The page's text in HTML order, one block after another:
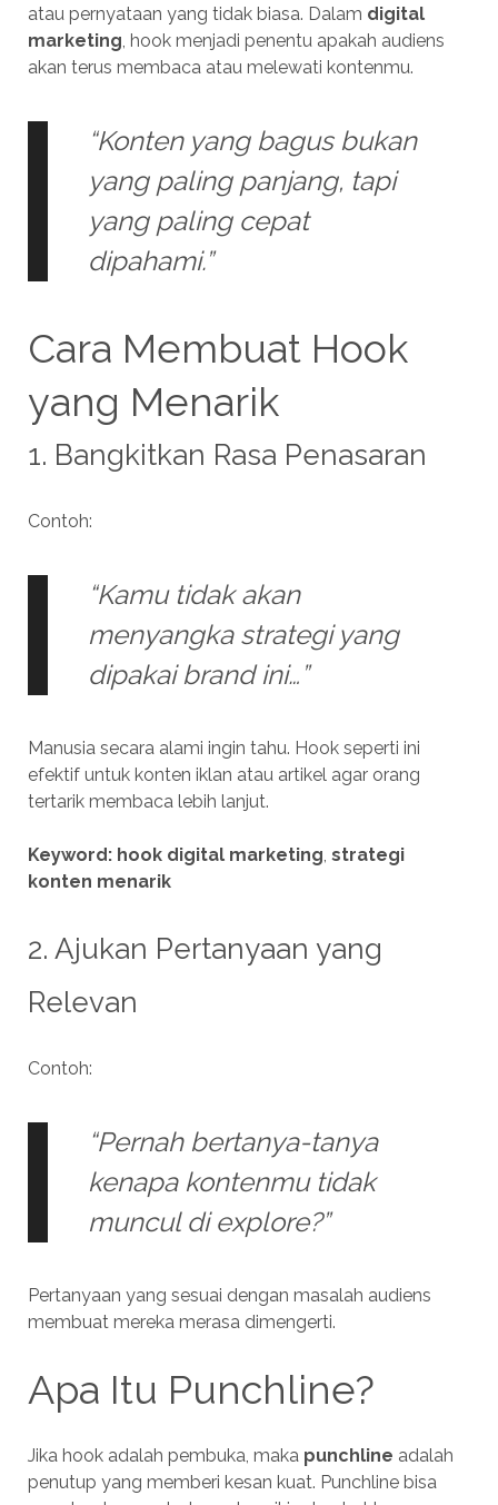
atau pernyataan yang tidak biasa. Dalam digital
marketing, hook menjadi penentu apakah audiens
akan terus membaca atau melewati kontenmu.
“Konten yang bagus bukan
yang paling panjang, tapi
yang paling cepat
dipahami.”
Cara Membuat Hook
yang Menarik
1. Bangkitkan Rasa Penasaran
Contoh:
“Kamu tidak akan
menyangka strategi yang
dipakai brand ini…”
Manusia secara alami ingin tahu. Hook seperti ini
efektif untuk konten iklan atau artikel agar orang
tertarik membaca lebih lanjut.
Keyword: hook digital marketing, strategi
konten menarik
2. Ajukan Pertanyaan yang
Relevan
Contoh:
“Pernah bertanya-tanya
kenapa kontenmu tidak
muncul di explore?”
Pertanyaan yang sesuai dengan masalah audiens
membuat mereka merasa dimengerti.
Apa Itu Punchline?
Jika hook adalah pembuka, maka punchline adalah
penutup yang memberi kesan kuat. Punchline bisa